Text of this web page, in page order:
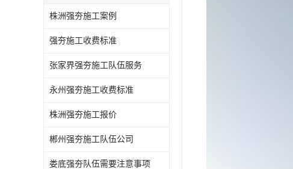
株洲强夯施工案例
强夯施工收费标准
张家界强夯施工队伍服务
永州强夯施工收费标准
株洲强夯施工报价
郴州强夯施工队伍公司
娄底强夯队伍需要注意事项